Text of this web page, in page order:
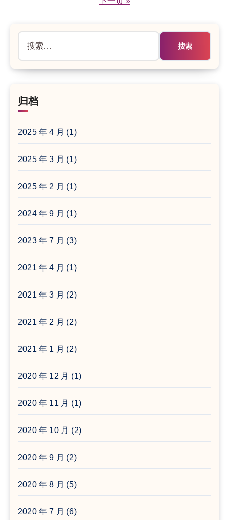
索：
归档
2025 年 4 月 (1)
2025 年 3 月 (1)
2025 年 2 月 (1)
2024 年 9 月 (1)
2023 年 7 月 (3)
2021 年 4 月 (1)
2021 年 3 月 (2)
2021 年 2 月 (2)
2021 年 1 月 (2)
2020 年 12 月 (1)
2020 年 11 月 (1)
2020 年 10 月 (2)
2020 年 9 月 (2)
2020 年 8 月 (5)
2020 年 7 月 (6)